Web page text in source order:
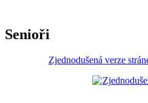
Senioři
Zjednodušená verze